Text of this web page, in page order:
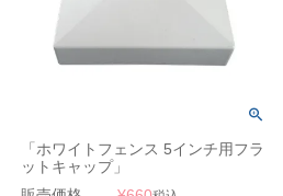
「ホワイトフェンス 5インチ用フラ
ットキャップ」